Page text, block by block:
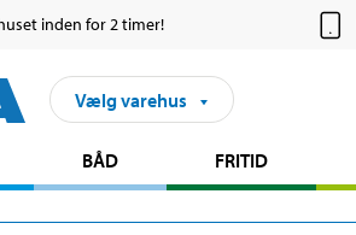
inden for 2 timer!
Vælg varehus
BÅD FRITID